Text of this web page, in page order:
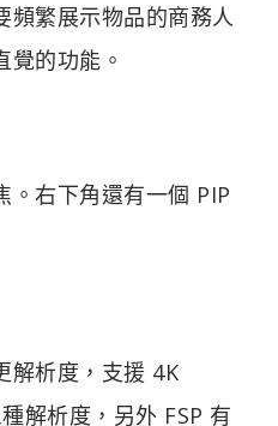
頻繁展示物品的商務人
覺的功能。
。右下角還有一個 PIP
解析度，支援 4K
解析度，另外 FSP 有